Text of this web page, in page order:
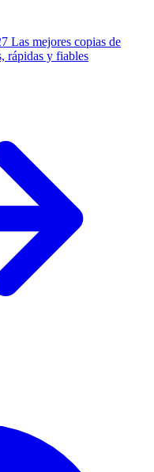
Las mejores copias de
rápidas y fiables